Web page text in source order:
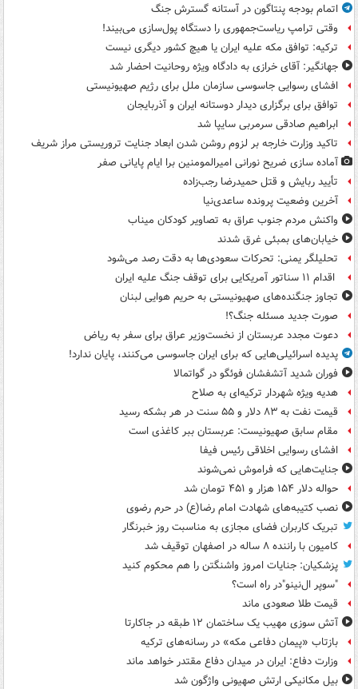
اتمام بودجه پنتاگون در آستانه گسترش جنگ
وقتی ترامپ ریاست‌جمهوری را دستگاه پول‌سازی می‌بیند!
ترکیه: توافق مکه علیه ایران یا هیچ کشور دیگری نیست
جهانگیر: آقای خرازی به دادگاه ویژه روحانیت احضار شد
افشای رسوایی جاسوسی سازمان ملل برای رژیم صهیونیستی
توافق برای برگزاری دیدار دوستانه ایران و آذربایجان
ابراهیم صادقی سرمربی سایپا شد
تاکید وزارت خارجه بر لزوم روشن شدن ابعاد جنایت تروریستی مراز شریف
آماده سازی ضریح نورانی امیرالمومنین برا ایام پایانی صفر
تأیید ربایش و قتل حمیدرضا رجب‌زاده
آخرین وضعیت پرونده ساعدی‌نیا
واکنش مردم جنوب عراق به تصاویر کودکان میناب
خیابان‌های بمبئی غرق شدند
تحلیلگر یمنی: تحرکات سعودی‌ها به دقت رصد می‌شود
اقدام ۱۱ سناتور آمریکایی برای توقف جنگ علیه ایران
تجاوز جنگنده‌های صهیونیستی به حریم هوایی لبنان
صورت جدید مسئله جنگ؟!
دعوت مجدد عربستان از نخست‌وزیر عراق برای سفر به ریاض
پدیده اسرائیلی‌هایی که برای ایران جاسوسی می‌کنند، پایان ندارد!
فوران شدید آتشفشان فوئگو در گواتمالا
هدیه ویژه شهردار ترکیه‌ای به صلاح
قیمت نفت به ۸۳ دلار و ۵۵ سنت در هر بشکه رسید
مقام سابق صهیونیست: عربستان ببر کاغذی است
افشای رسوایی اخلاقی رئیس فیفا
جنایت‌هایی که فراموش نمی‌شوند
حواله دلار ۱۵۴ هزار و ۴۵۱ تومان شد
نصب کتیبه‌های شهادت امام رضا(ع) در حرم رضوی
تبریک کاربران فضای مجازی به مناسبت روز خبرنگار
کامیون با راننده ۸ ساله در اصفهان توقیف شد
پزشکیان: جنایات امروز واشنگتن را هم محکوم کنید
"سوپر ال‌نینو"در راه است؟
قیمت طلا صعودی ماند
آتش سوزی مهیب یک ساختمان ۱۲ طبقه در جاکارتا
بازتاب «پیمان دفاعی مکه» در رسانه‌های ترکیه
وزارت دفاع: ایران در میدان دفاع مقتدر خواهد ماند
بیل مکانیکی ارتش صهیونی واژگون شد